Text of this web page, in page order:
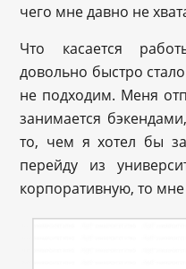
чего мне давно не
Что касается
довольно быстро
не подходим. Меня
занимается
то, чем я хотел бы
перейду из
корпоративную, то мне